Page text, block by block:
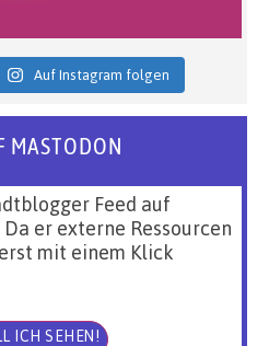
Auf Instagram folgen
MASTODON
Feed auf
er externe Ressourcen
mit einem Klick
ICH SEHEN!